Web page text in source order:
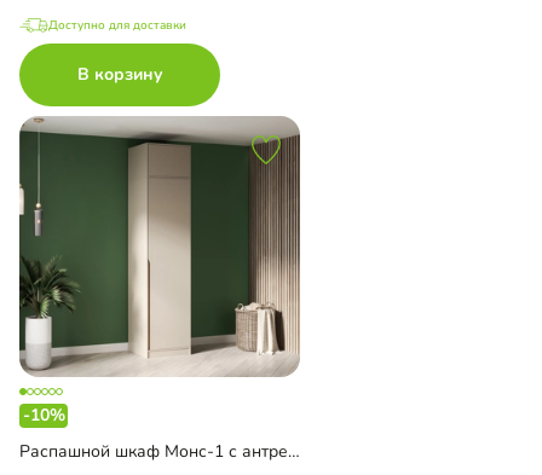
Доступно для доставки
В корзину
-10%
Распашной шкаф Монс-1 с антресолью